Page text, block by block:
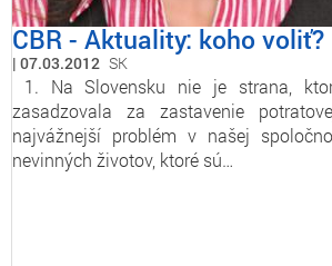
CBR - Aktuality: koho voliť?
07.03.2012 SK
1. Na Slovensku nie je strana,
zasadzovala za zastavenie
najvážnejší problém v našej
nevinných životov, ktoré sú…